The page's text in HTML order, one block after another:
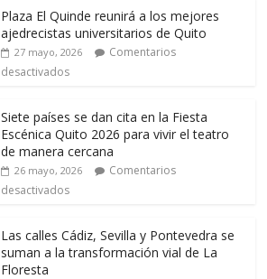
Plaza El Quinde reunirá a los mejores
ajedrecistas universitarios de Quito
27 mayo, 2026
Comentarios
desactivados
Siete países se dan cita en la Fiesta
Escénica Quito 2026 para vivir el teatro
de manera cercana
26 mayo, 2026
Comentarios
desactivados
Las calles Cádiz, Sevilla y Pontevedra se
suman a la transformación vial de La
Floresta